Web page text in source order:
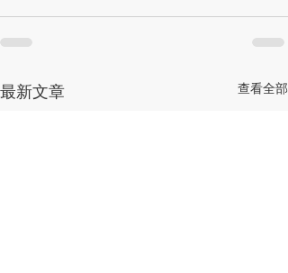
最新文章 查看全部